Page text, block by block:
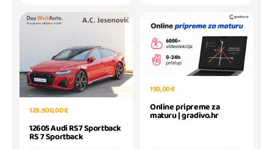
129.900,00 €
12605 Audi RS7 Sportback
RS 7 Sportback
150,00 €
Online pripreme za
maturu | gradivo.hr